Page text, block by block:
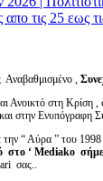
τις 25 εως
Αναβαθμισμένο ,
Ανοικτό στη Κρίση
στην Ενυπόγραφη
την “ Αύρα ” του
στο ‘ Mediako
σας..